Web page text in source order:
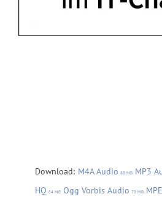
Download: M4A Audio 88 MB MP3
HQ 84 MB Ogg Vorbis Audio 79 MB